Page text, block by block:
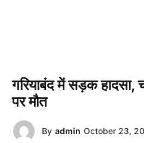
गरियाबंद में सड़क हादसा,
पर मौत
By admin October 23,